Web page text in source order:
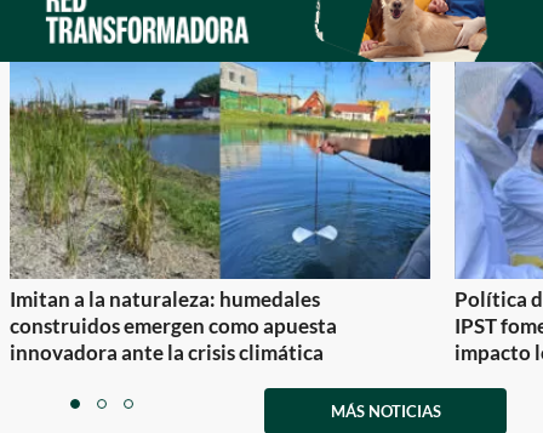
Imitan a la naturaleza: humedales
construidos emergen como apuesta
innovadora ante la crisis climática
Política
IPST
impacto
itemitemitem
MÁS NOTICIAS